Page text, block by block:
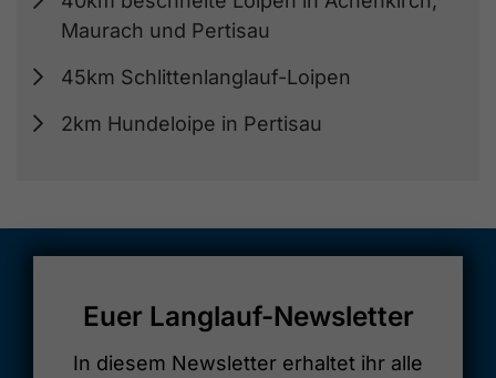
Maurach und Pertisau
45km Schlittenlanglauf-Loipen
2km Hundeloipe in Pertisau
Euer Langlauf-Newsletter
In diesem Newsletter erhaltet ihr alle